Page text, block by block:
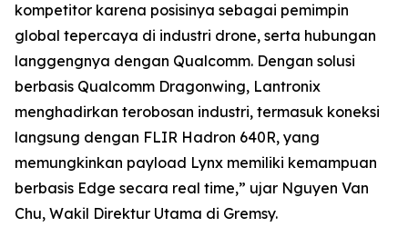
kompetitor karena posisinya sebagai pemimpin
global tepercaya di industri drone, serta hubungan
langgengnya dengan Qualcomm. Dengan solusi
berbasis Qualcomm Dragonwing, Lantronix
menghadirkan terobosan industri, termasuk koneksi
langsung dengan FLIR Hadron 640R, yang
memungkinkan payload Lynx memiliki kemampuan
berbasis Edge secara real time,” ujar Nguyen Van
Chu, Wakil Direktur Utama di Gremsy.